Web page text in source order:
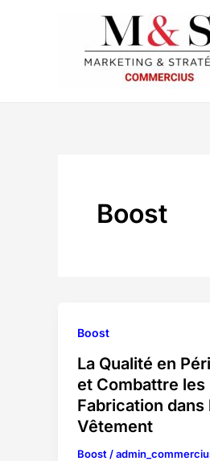
Boost
Boost
La Qualité en
et Combattre les
Fabrication dans
Vêtement
Boost /